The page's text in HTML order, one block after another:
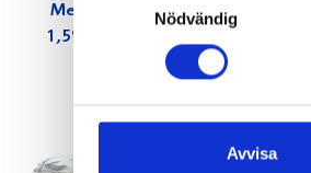
Nödvändig
Avvisa
Mellanmjölk
1,5% laktosfri